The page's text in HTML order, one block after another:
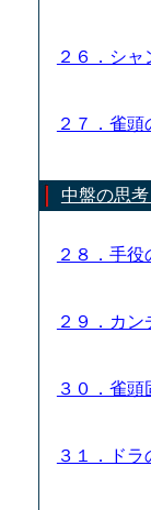
２６．シ
２７．雀
中盤の思考
２８．手
２９．カ
３０．雀
３１．ド